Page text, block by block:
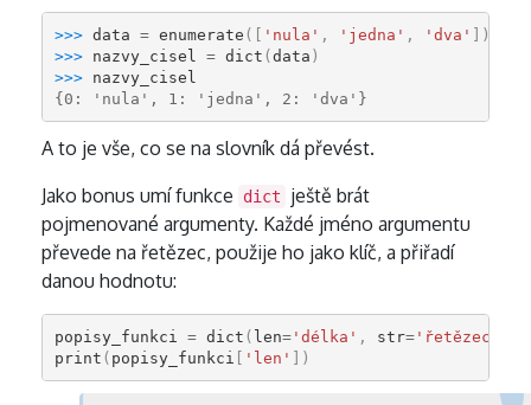
>>> data = enumerate ([ 'nula' , 'jedna' , 'dva' ])
>>> nazvy_cisel = dict (data )
>>> nazvy_cisel
{0: 'nula', 1: 'jedna', 2: 'dva'}
A to je vše, co se na slovník dá převést.
Jako bonus umí funkce
dict
ještě brát
pojmenované argumenty. Každé jméno argumentu
převede na řetězec, použije ho jako klíč, a přiřadí
danou hodnotu:
popisy_funkci = dict ( len='délka' , str='řetězec'
print ( popisy_funkci [ 'len' ])